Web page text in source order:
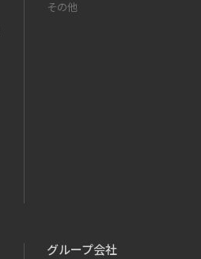
その他
グループ会社